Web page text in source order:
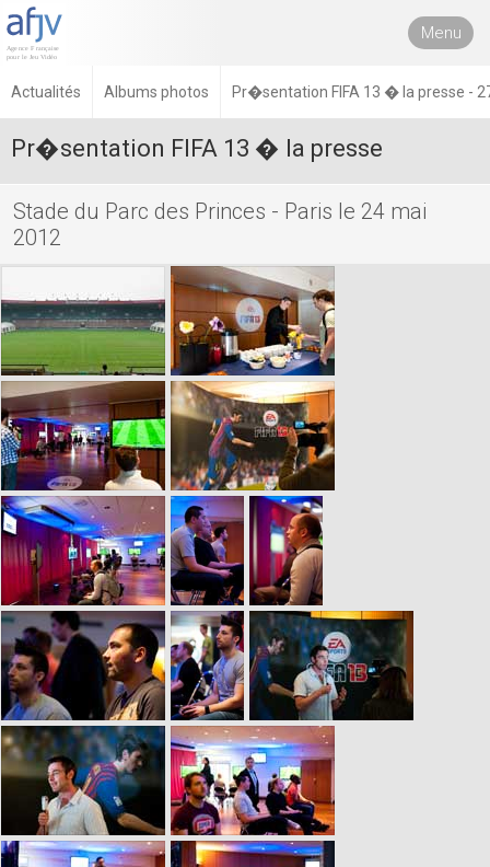
Menu
Actualités Albums photos Pr�sentation FIFA 13 � la presse -
Pr�sentation FIFA 13 � la presse
Stade du Parc des Princes - Paris le 24 mai
2012